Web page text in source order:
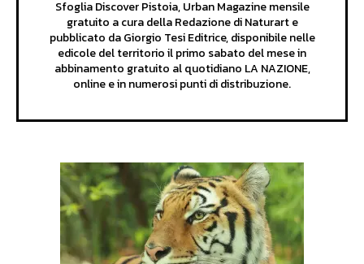
Sfoglia Discover Pistoia, Urban Magazine mensile
gratuito a cura della Redazione di Naturart e
pubblicato da Giorgio Tesi Editrice, disponibile nelle
edicole del territorio il primo sabato del mese in
abbinamento gratuito al quotidiano LA NAZIONE,
online e in numerosi punti di distribuzione.